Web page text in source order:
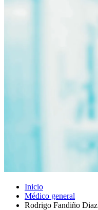
Inicio
Médico general
Rodrigo Fandiño Diaz